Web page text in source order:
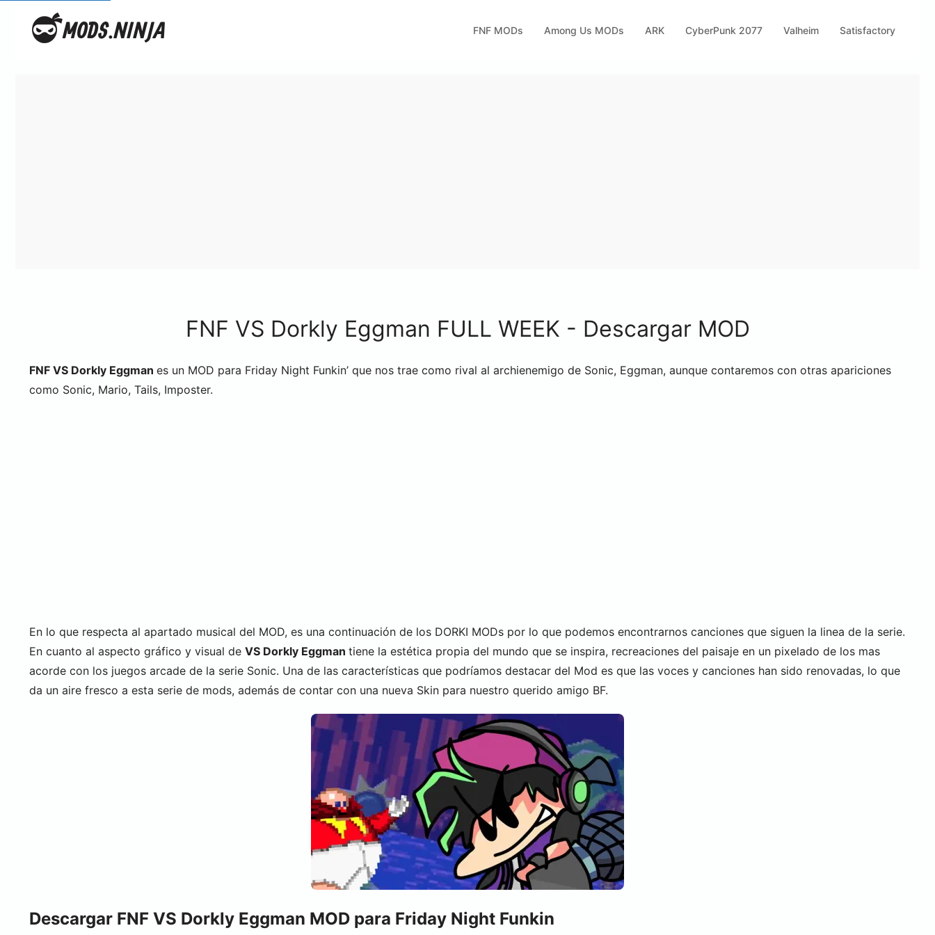
FNF MODs Among Us MODs ARK CyberPunk 2077 Valheim Satisfactory
FNF VS Dorkly Eggman FULL WEEK - Descargar MOD
FNF VS Dorkly Eggman es un MOD para Friday Night Funkin’ que nos trae como rival al archienemigo de Sonic, Eggman, aunque contaremos con otras apariciones
como Sonic, Mario, Tails, Imposter.
En lo que respecta al apartado musical del MOD, es una continuación de los DORKI MODs por lo que podemos encontrarnos canciones que siguen la linea de la serie.
En cuanto al aspecto gráfico y visual de VS Dorkly Eggman tiene la estética propia del mundo que se inspira, recreaciones del paisaje en un pixelado de los mas
acorde con los juegos arcade de la serie Sonic. Una de las características que podríamos destacar del Mod es que las voces y canciones han sido renovadas, lo que
da un aire fresco a esta serie de mods, además de contar con una nueva Skin para nuestro querido amigo BF.
Descargar FNF VS Dorkly Eggman MOD para Friday Night Funkin